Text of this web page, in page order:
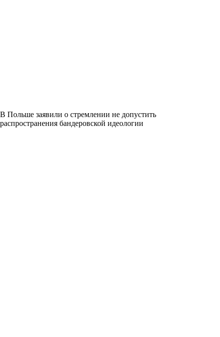
В Польше заявили о стремлении не допустить
распространения бандеровской идеологии